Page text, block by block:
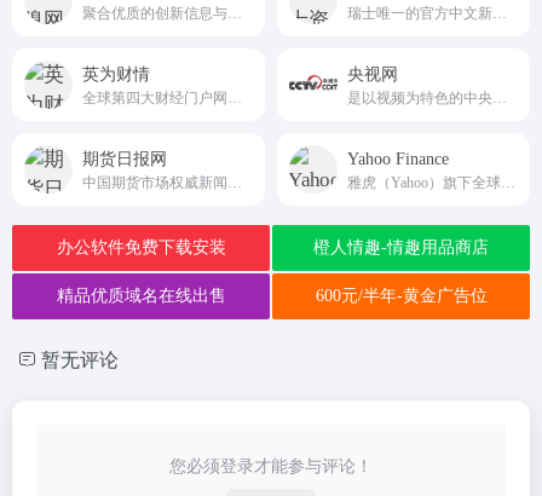
英为财情 央视网
期货日报网 Yahoo Finance
办公软件免费下载安装 橙人情趣-情趣用品商店
精品优质域名在线出售 600元/半年-黄金广告位
暂无评论
您必须登录才能参与评论！